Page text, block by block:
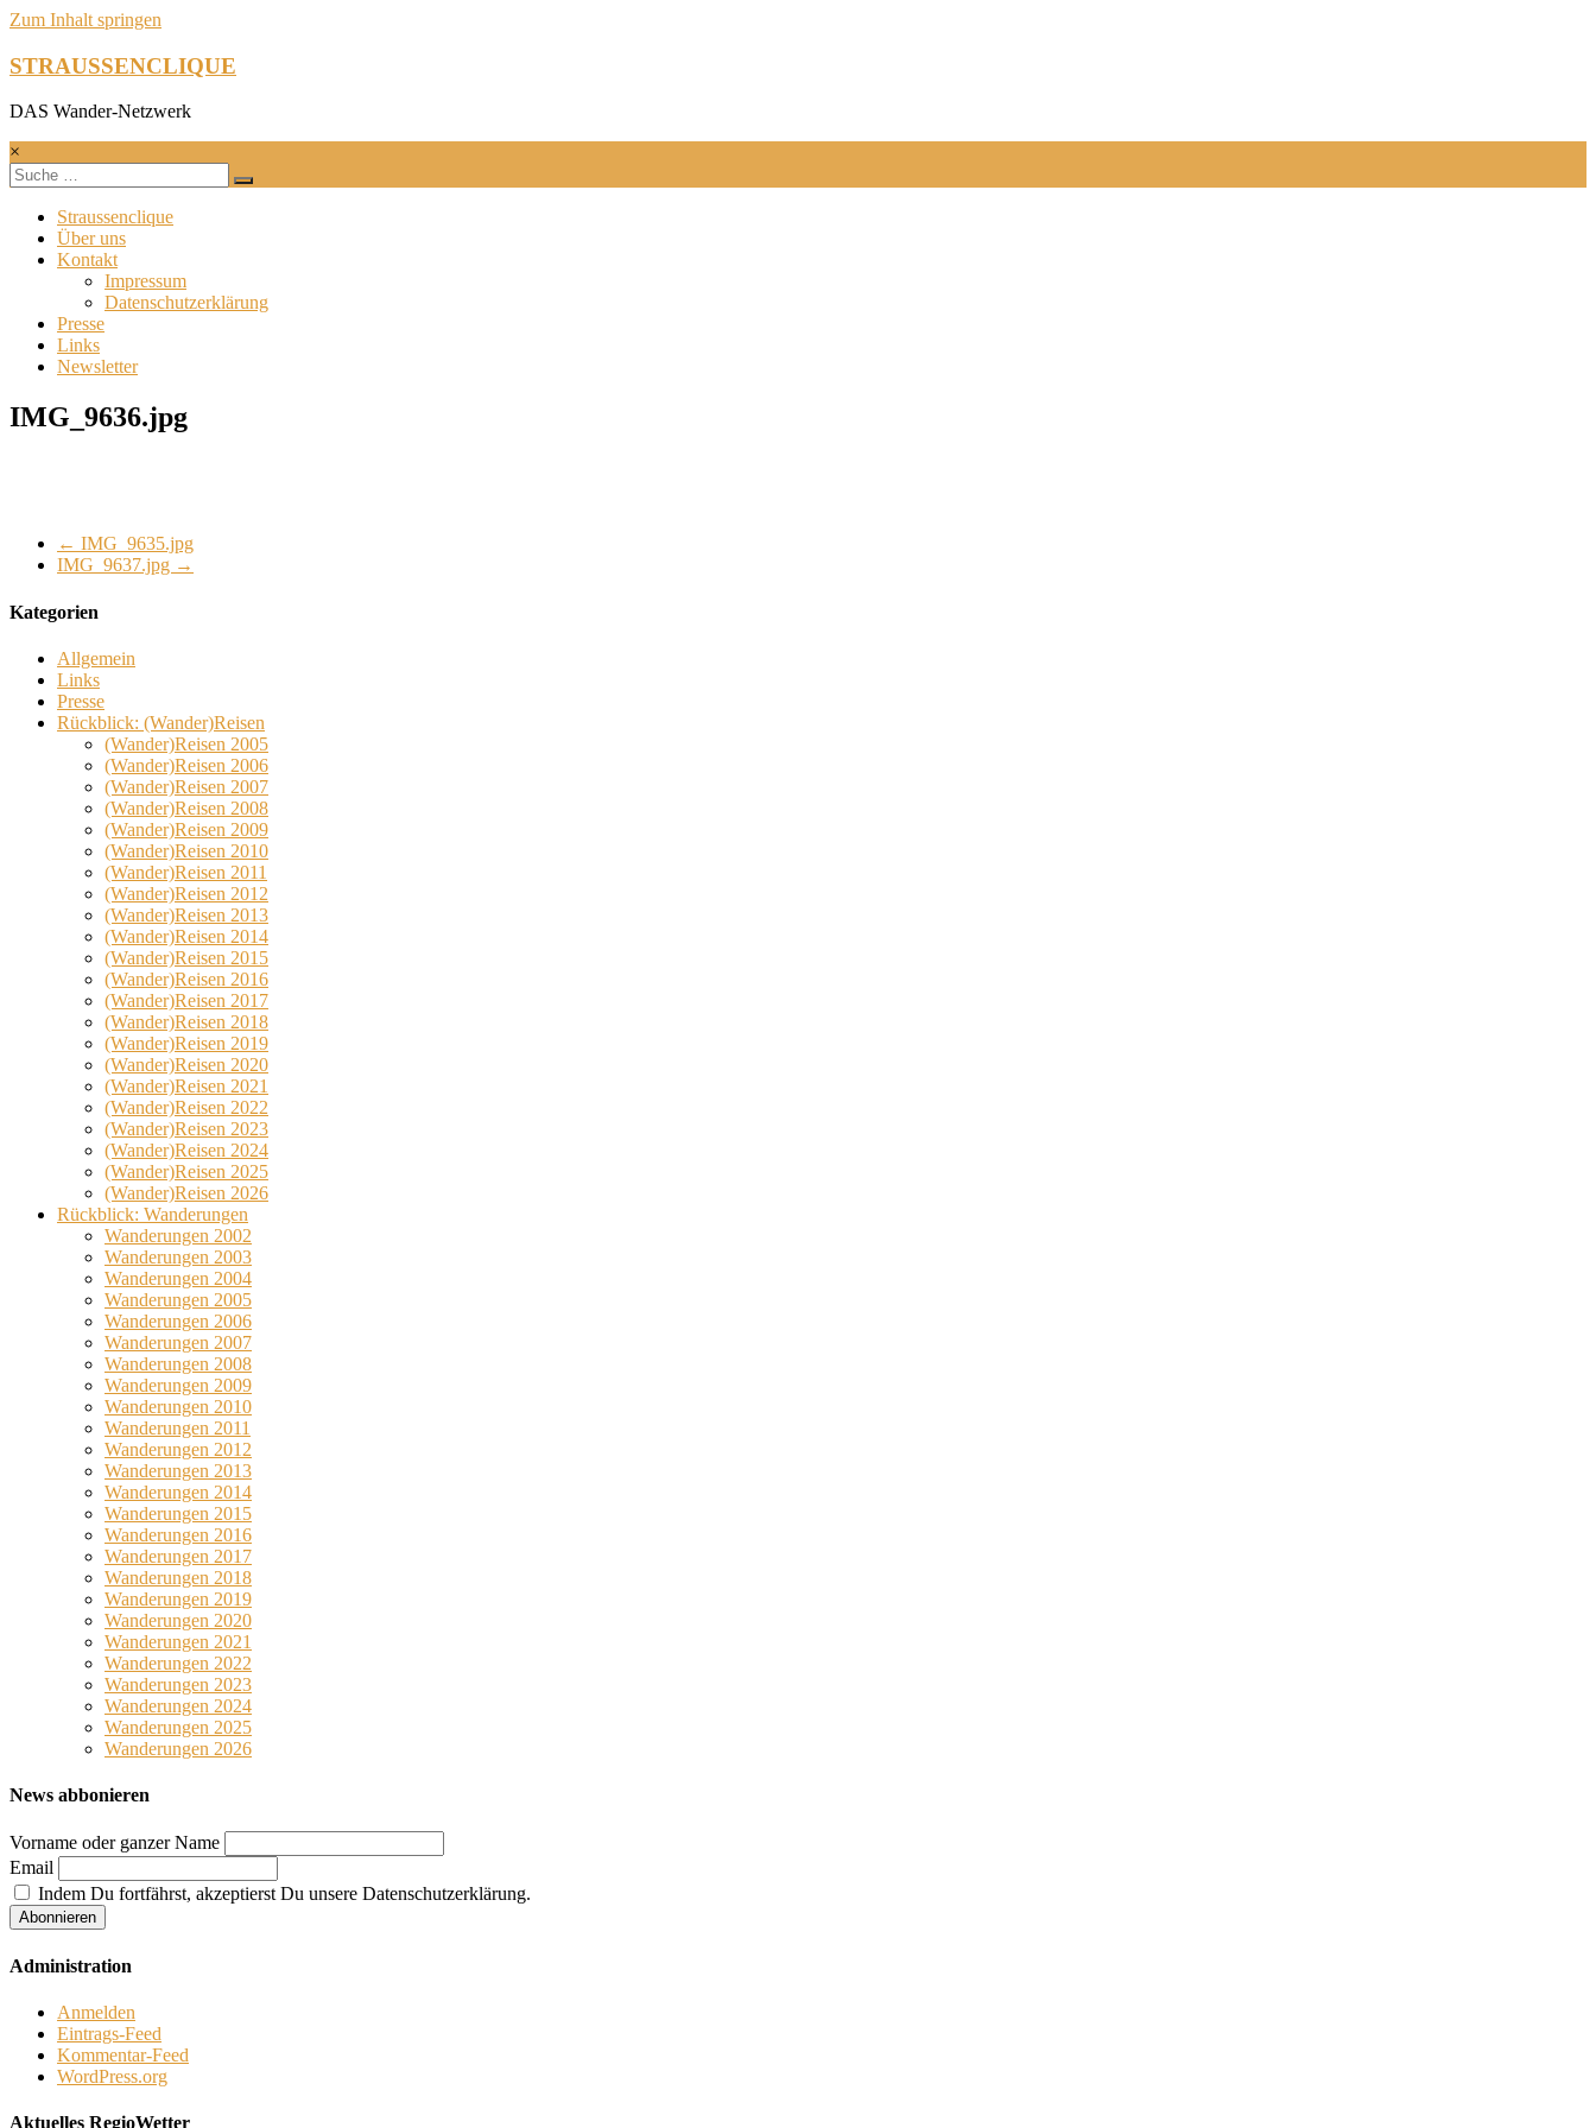
Zum Inhalt springen
STRAUSSENCLIQUE
DAS Wander-Netzwerk
×
Straussenclique
Über uns
Kontakt
Impressum
Datenschutzerklärung
Presse
Links
Newsletter
IMG_9636.jpg
← IMG_9635.jpg
IMG_9637.jpg →
Kategorien
Allgemein
Links
Presse
Rückblick: (Wander)Reisen
(Wander)Reisen 2005
(Wander)Reisen 2006
(Wander)Reisen 2007
(Wander)Reisen 2008
(Wander)Reisen 2009
(Wander)Reisen 2010
(Wander)Reisen 2011
(Wander)Reisen 2012
(Wander)Reisen 2013
(Wander)Reisen 2014
(Wander)Reisen 2015
(Wander)Reisen 2016
(Wander)Reisen 2017
(Wander)Reisen 2018
(Wander)Reisen 2019
(Wander)Reisen 2020
(Wander)Reisen 2021
(Wander)Reisen 2022
(Wander)Reisen 2023
(Wander)Reisen 2024
(Wander)Reisen 2025
(Wander)Reisen 2026
Rückblick: Wanderungen
Wanderungen 2002
Wanderungen 2003
Wanderungen 2004
Wanderungen 2005
Wanderungen 2006
Wanderungen 2007
Wanderungen 2008
Wanderungen 2009
Wanderungen 2010
Wanderungen 2011
Wanderungen 2012
Wanderungen 2013
Wanderungen 2014
Wanderungen 2015
Wanderungen 2016
Wanderungen 2017
Wanderungen 2018
Wanderungen 2019
Wanderungen 2020
Wanderungen 2021
Wanderungen 2022
Wanderungen 2023
Wanderungen 2024
Wanderungen 2025
Wanderungen 2026
News abbonieren
Vorname oder ganzer Name
Email
Indem Du fortfährst, akzeptierst Du unsere Datenschutzerklärung.
Administration
Anmelden
Eintrags-Feed
Kommentar-Feed
WordPress.org
Aktuelles RegioWetter